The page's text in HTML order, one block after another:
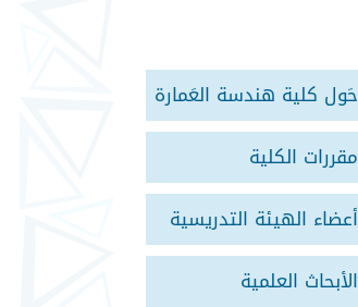
حَول كلية هندسة العَمارة
مقررات الكلية
أعضاء الهيئة التدريسية
الأبحاث العلمية